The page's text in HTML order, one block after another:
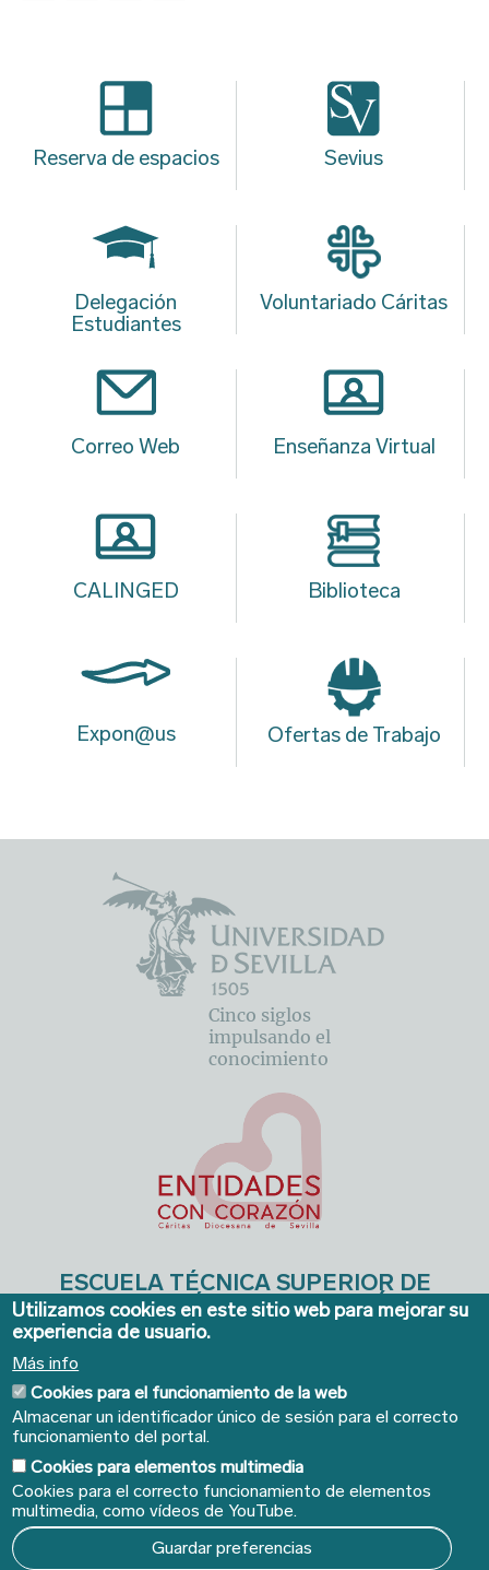
Reserva de espacios Sevius
Delegación
Estudiantes
Voluntariado Cáritas
Correo Web Enseñanza Virtual
CALINGED Biblioteca
Expon@us Ofertas de Trabajo
Cinco siglos
impulsando el
conocimiento
ESCUELA TÉCNICA SUPERIOR DE
INGENIERÍA DE EDIFICACIÓN
Avda. de la Reina Mercedes, 4A - Sevilla 41012. Teléfonos:
Utilizamos cookies en este sitio web para mejorar su
experiencia de usuario.
Más info
Cookies para el funcionamiento de la web
Almacenar un identificador único de sesión para el correcto
funcionamiento del portal.
Cookies para elementos multimedia
Cookies para el correcto funcionamiento de elementos
multimedia, como vídeos de YouTube.
Guardar preferencias